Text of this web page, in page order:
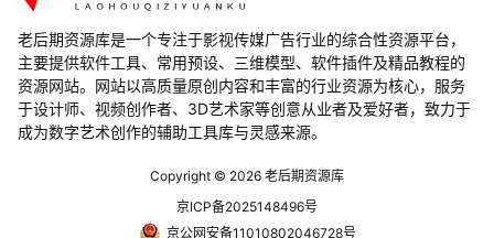
老后期资源库是一个专注于影视传媒广告行业的综合性资源平台，
主要提供软件工具、常用预设、三维模型、软件插件及精品教程的
资源网站。网站以高质量原创内容和丰富的行业资源为核心，服务
于设计师、视频创作者、3D艺术家等创意从业者及爱好者，致力于
成为数字艺术创作的辅助工具库与灵感来源。
Copyright © 2026 老后期资源库
京ICP备2025148496号
京公网安备11010802046728号